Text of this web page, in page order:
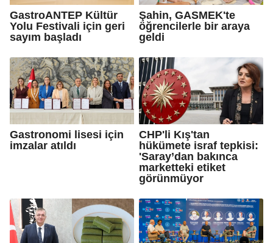
GastroANTEP Kültür
Yolu Festivali için geri
sayım başladı
Şahin, GASMEK'te
öğrencilerle bir araya
geldi
Gastronomi lisesi için
imzalar atıldı
CHP'li Kış'tan
hükümete israf tepkisi:
'Saray’dan bakınca
marketteki etiket
görünmüyor